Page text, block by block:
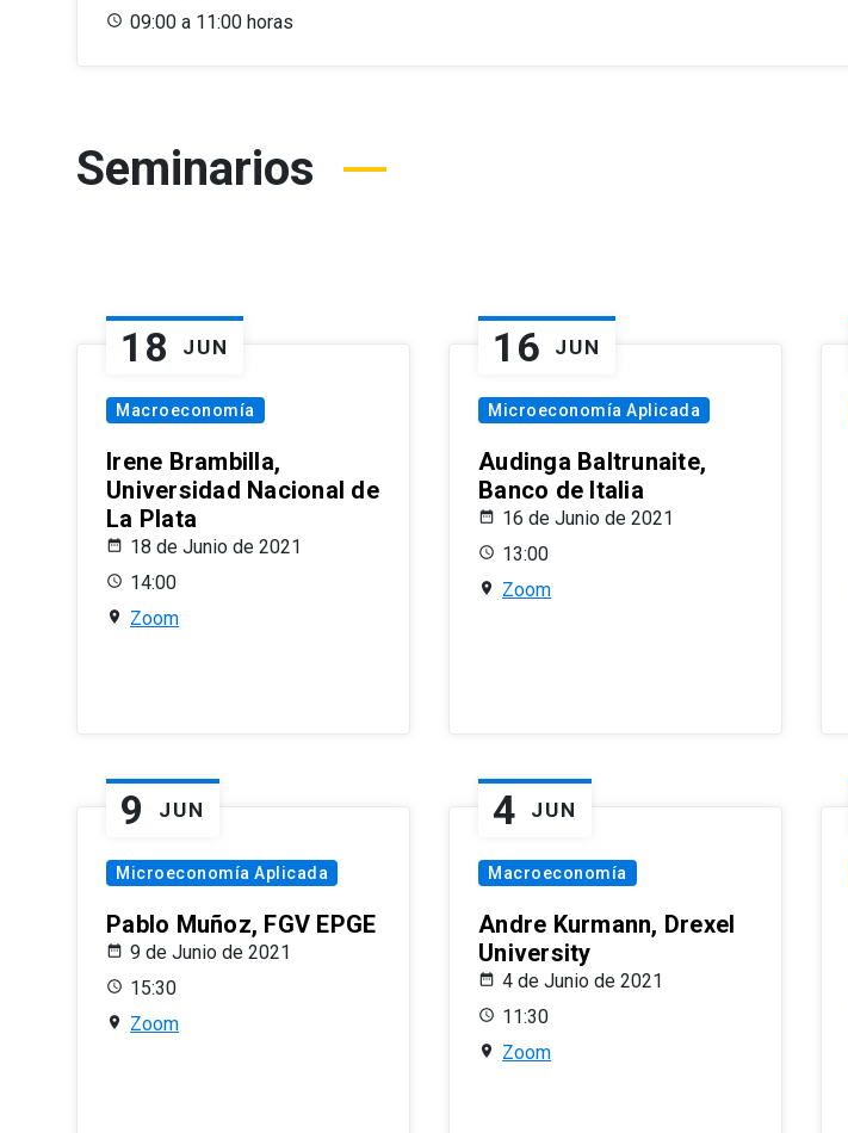
09:00 a 11:00 horas
Seminarios
18 JUN
Macroeconomía
Irene Brambilla,
Universidad Nacional de
La Plata
18 de Junio de 2021
14:00
Zoom
16 JUN
Microeconomía Aplicada
Audinga Baltrunaite,
Banco de Italia
16 de Junio de 2021
13:00
Zoom
9 JUN
Microeconomía Aplicada
Pablo Muñoz, FGV EPGE
9 de Junio de 2021
15:30
Zoom
4 JUN
Macroeconomía
Andre Kurmann, Drexel
University
4 de Junio de 2021
11:30
Zoom